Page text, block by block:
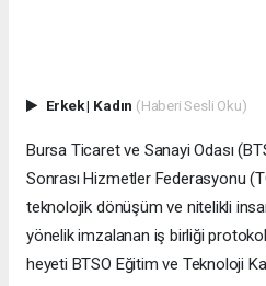
Erkek| Kadın (Haberi Sesli Oku)
Bursa Ticaret ve Sanayi Odası
Sonrası Hizmetler Federasyonu
teknolojik dönüşüm ve nitelikli
yönelik imzalanan iş birliği
heyeti BTSO Eğitim ve Teknoloji